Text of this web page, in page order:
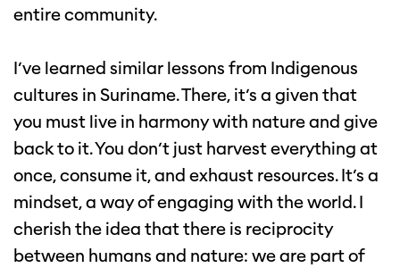
entire community.
I’ve learned similar lessons from Indigenous
cultures in Suriname. There, it’s a given that
you must live in harmony with nature and give
back to it. You don’t just harvest everything at
once, consume it, and exhaust resources. It’s a
mindset, a way of engaging with the world. I
cherish the idea that there is reciprocity
between humans and nature: we are part of